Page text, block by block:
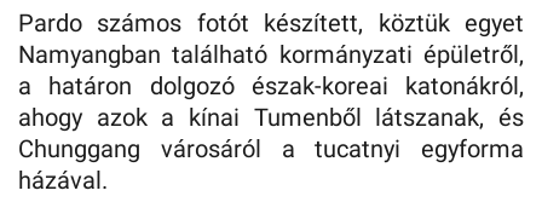
Pardo számos fotót készített, köztük egyet
Namyangban található kormányzati épületről,
a határon dolgozó észak-koreai katonákról,
ahogy azok a kínai Tumenből látszanak, és
Chunggang városáról a tucatnyi egyforma
házával.